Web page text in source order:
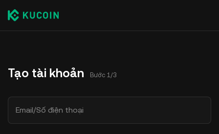
Tạo tài khoản Bước 1/3
Email/Số điện thoại